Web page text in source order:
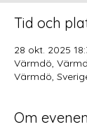
Tid och
28 okt. 2025
Värmdö,
Värmdö,
Om